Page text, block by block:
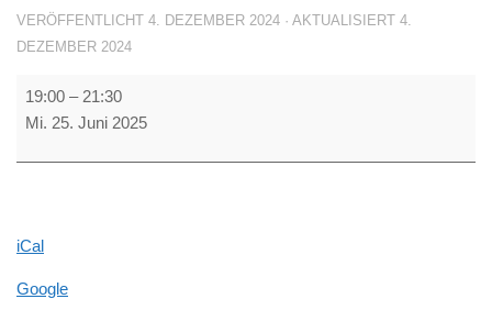
VERÖFFENTLICHT 4. DEZEMBER 2024 · AKTUALISIERT 4.
DEZEMBER 2024
Dart-
Jackpot
19:00 – 21:30
Mi. 25. Juni 2025
iCal
Google